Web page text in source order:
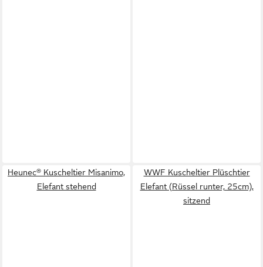
Heunec® Kuscheltier Misanimo,
Elefant stehend
WWF Kuscheltier Plüschtier
Elefant (Rüssel runter, 25cm),
sitzend